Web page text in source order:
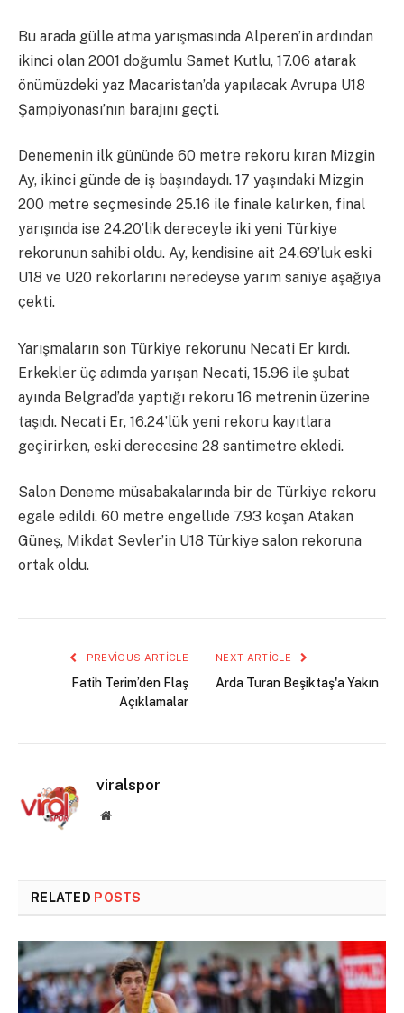
Bu arada gülle atma yarışmasında Alperen’in ardından
ikinci olan 2001 doğumlu Samet Kutlu, 17.06 atarak
önümüzdeki yaz Macaristan’da yapılacak Avrupa U18
Şampiyonası’nın barajını geçti.
Denemenin ilk gününde 60 metre rekoru kıran Mizgin
Ay, ikinci günde de iş başındaydı. 17 yaşındaki Mizgin
200 metre seçmesinde 25.16 ile finale kalırken, final
yarışında ise 24.20’lik dereceyle iki yeni Türkiye
rekorunun sahibi oldu. Ay, kendisine ait 24.69’luk eski
U18 ve U20 rekorlarını neredeyse yarım saniye aşağıya
çekti.
Yarışmaların son Türkiye rekorunu Necati Er kırdı.
Erkekler üç adımda yarışan Necati, 15.96 ile şubat
ayında Belgrad’da yaptığı rekoru 16 metrenin üzerine
taşıdı. Necati Er, 16.24’lük yeni rekoru kayıtlara
geçirirken, eski derecesine 28 santimetre ekledi.
Salon Deneme müsabakalarında bir de Türkiye rekoru
egale edildi. 60 metre engellide 7.93 koşan Atakan
Güneş, Mikdat Sevler’in U18 Türkiye salon rekoruna
ortak oldu.
PREVIOUS ARTICLE
Fatih Terim’den Flaş
Açıklamalar
NEXT ARTICLE
Arda Turan Beşiktaş'a Yakın
viralspor
Website
RELATED POSTS